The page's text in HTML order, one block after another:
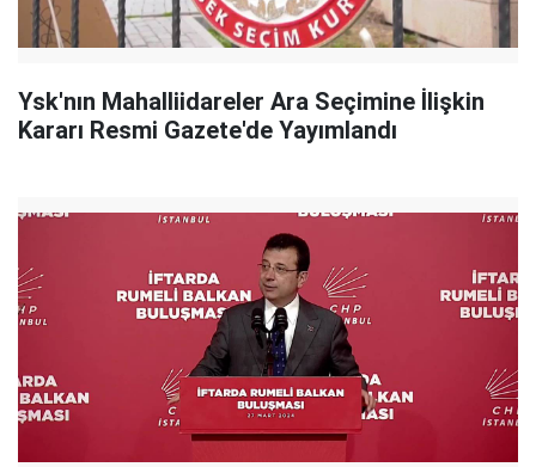
Ysk'nın Mahalliidareler Ara Seçimine İlişkin
Kararı Resmi Gazete'de Yayımlandı